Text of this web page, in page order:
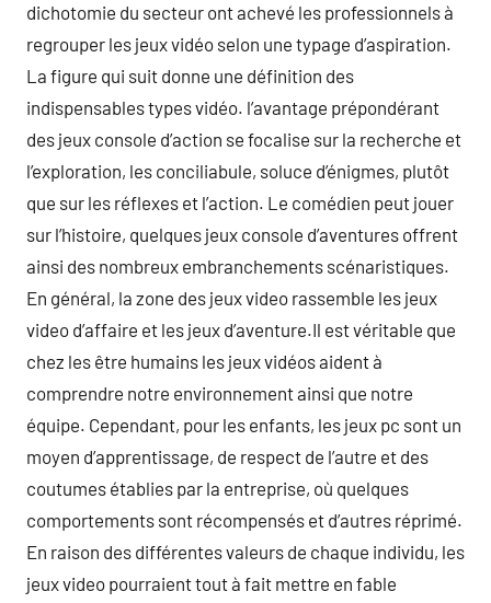
dichotomie du secteur ont achevé les professionnels à
regrouper les jeux vidéo selon une typage d’aspiration.
La figure qui suit donne une définition des
indispensables types vidéo. l’avantage prépondérant
des jeux console d’action se focalise sur la recherche et
l’exploration, les conciliabule, soluce d’énigmes, plutôt
que sur les réflexes et l’action. Le comédien peut jouer
sur l’histoire, quelques jeux console d’aventures offrent
ainsi des nombreux embranchements scénaristiques.
En général, la zone des jeux video rassemble les jeux
video d’affaire et les jeux d’aventure.Il est véritable que
chez les être humains les jeux vidéos aident à
comprendre notre environnement ainsi que notre
équipe. Cependant, pour les enfants, les jeux pc sont un
moyen d’apprentissage, de respect de l’autre et des
coutumes établies par la entreprise, où quelques
comportements sont récompensés et d’autres réprimé.
En raison des différentes valeurs de chaque individu, les
jeux video pourraient tout à fait mettre en fable